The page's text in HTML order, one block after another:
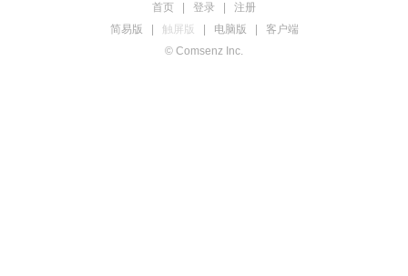
首页 登录
注册
简易版
触屏版 电脑版
客户端
© Comsenz Inc.